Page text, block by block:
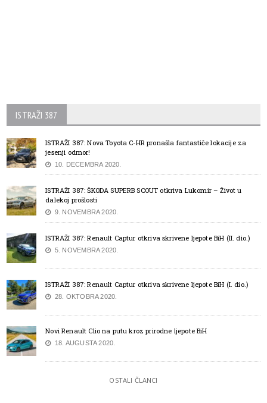
ISTRAŽI 387
ISTRAŽI 387: Nova Toyota C-HR pronašla fantastiče lokacije za
jesenji odmor!
10. DECEMBRA 2020.
ISTRAŽI 387: ŠKODA SUPERB SCOUT otkriva Lukomir – Život u
dalekoj prošlosti
9. NOVEMBRA 2020.
ISTRAŽI 387: Renault Captur otkriva skrivene ljepote BiH (II. dio.)
5. NOVEMBRA 2020.
ISTRAŽI 387: Renault Captur otkriva skrivene ljepote BiH (I. dio.)
28. OKTOBRA 2020.
Novi Renault Clio na putu kroz prirodne ljepote BiH
18. AUGUSTA 2020.
OSTALI ČLANCI